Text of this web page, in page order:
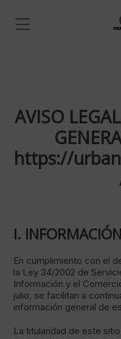
AVISO
https://
I.
En cumplimiento con el
la Ley 34/2002 de
Información y el
julio, se facilitan a
información general de
La titularidad de este